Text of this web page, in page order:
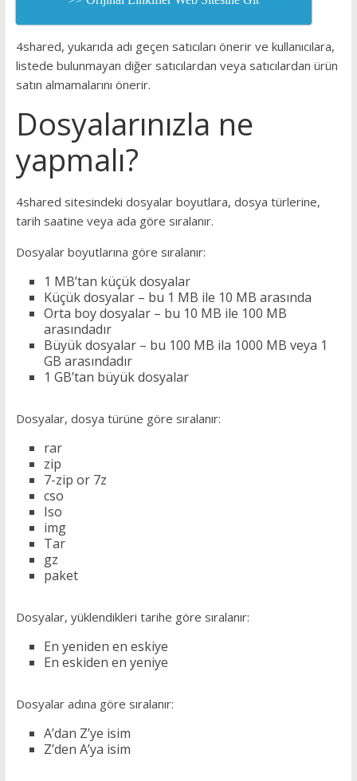
4shared, yukarıda adı geçen satıcıları önerir ve kullanıcılara,
listede bulunmayan diğer satıcılardan veya satıcılardan ürün
satın almamalarını önerir.
Dosyalarınızla ne
yapmalı?
4shared sitesindeki dosyalar boyutlara, dosya türlerine,
tarih saatine veya ada göre sıralanır.
Dosyalar boyutlarına göre sıralanır:
1 MB’tan küçük dosyalar
Küçük dosyalar – bu 1 MB ile 10 MB arasında
Orta boy dosyalar – bu 10 MB ile 100 MB
arasındadır
Büyük dosyalar – bu 100 MB ila 1000 MB veya 1
GB arasındadır
1 GB’tan büyük dosyalar
Dosyalar, dosya türüne göre sıralanır:
rar
zip
7-zip or 7z
cso
Iso
img
Tar
gz
paket
Dosyalar, yüklendikleri tarihe göre sıralanır:
En yeniden en eskiye
En eskiden en yeniye
Dosyalar adına göre sıralanır:
A’dan Z’ye isim
Z’den A’ya isim